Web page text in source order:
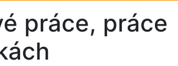
práce, práce